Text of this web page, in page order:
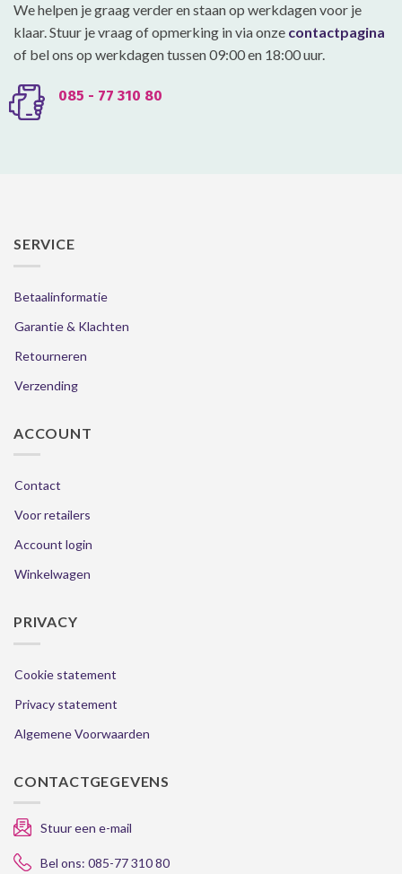
We helpen je graag verder en staan op werkdagen voor je
klaar. Stuur je vraag of opmerking in via onze contactpagina
of bel ons op werkdagen tussen 09:00 en 18:00 uur.
085 - 77 310 80
SERVICE
Betaalinformatie
Garantie & Klachten
Retourneren
Verzending
ACCOUNT
Contact
Voor retailers
Account login
Winkelwagen
PRIVACY
Cookie statement
Privacy statement
Algemene Voorwaarden
CONTACTGEGEVENS
Stuur een e-mail
Bel ons: 085-77 310 80